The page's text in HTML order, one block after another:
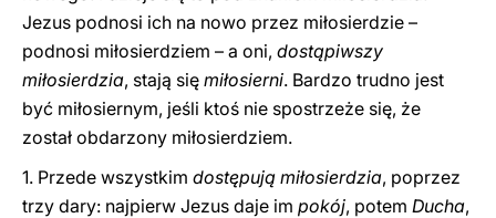
Jezus podnosi ich na nowo przez miłosierdzie –
podnosi miłosierdziem – a oni, dostąpiwszy
miłosierdzia, stają się miłosierni. Bardzo trudno jest
być miłosiernym, jeśli ktoś nie spostrzeże się, że
został obdarzony miłosierdziem.
1. Przede wszystkim dostępują miłosierdzia, poprzez
trzy dary: najpierw Jezus daje im pokój, potem Ducha,